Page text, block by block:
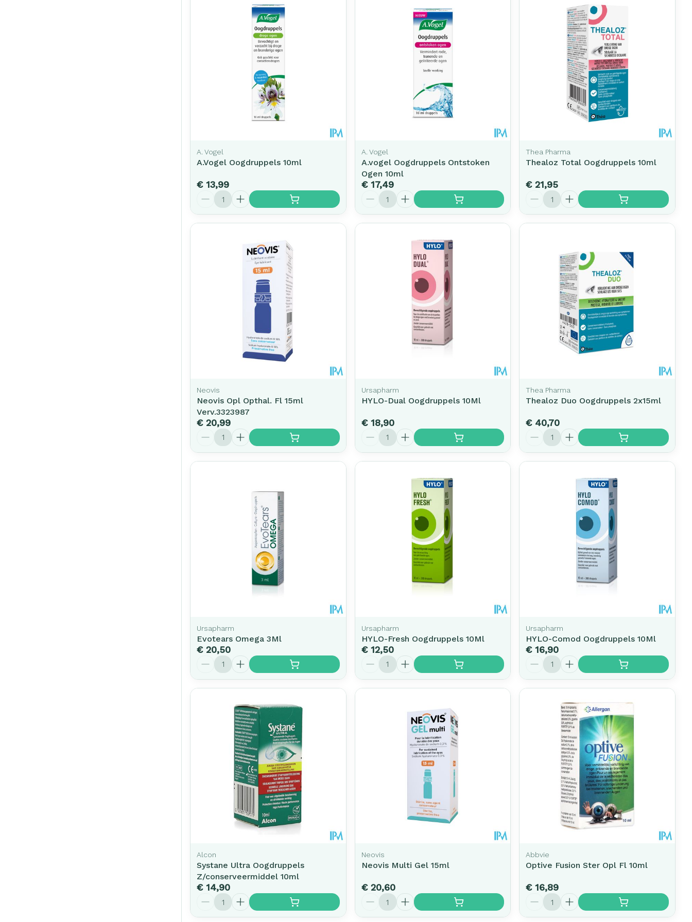
A. Vogel
A.Vogel Oogdruppels 10ml
€ 13,99
Aantal
A. Vogel
A.vogel Oogdruppels Ontstoken
Ogen 10ml
€ 17,49
Aantal
Thea Pharma
Thealoz Total Oogdruppels 10ml
€ 21,95
Aantal
Neovis
Neovis Opl Opthal. Fl 15ml
Verv.3323987
€ 20,99
Aantal
Ursapharm
HYLO-Dual Oogdruppels 10Ml
€ 18,90
Aantal
Thea Pharma
Thealoz Duo Oogdruppels 2x15ml
€ 40,70
Aantal
Ursapharm
Evotears Omega 3Ml
€ 20,50
Aantal
Ursapharm
HYLO-Fresh Oogdruppels 10Ml
€ 12,50
Aantal
Ursapharm
HYLO-Comod Oogdruppels 10Ml
€ 16,90
Aantal
Alcon
Systane Ultra Oogdruppels
Z/conserveermiddel 10ml
€ 14,90
Aantal
Neovis
Neovis Multi Gel 15ml
€ 20,60
Aantal
Abbvie
Optive Fusion Ster Opl Fl 10ml
€ 16,89
Aantal